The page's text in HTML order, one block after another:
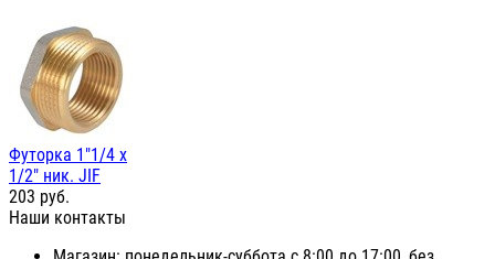
Футорка 1"1/4 х
1/2" ник. JIF
203 руб.
Наши контакты